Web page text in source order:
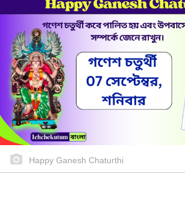
Happy Ganesh Chaturthi